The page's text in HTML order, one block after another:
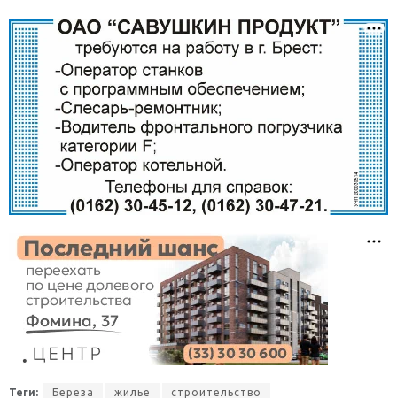
Теги: Береза жилье строительство